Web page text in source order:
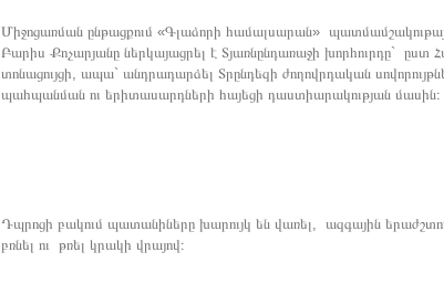
Միջոցառման ընթացքում «Գլաձորի համալսարան»
Բարիս Քոչարյանը ներկայացրել է Տյառնընդառաջի խորհուրդը` ըստ
տոնացույցի, ապա` անդրադարձել Տրընդեզի ժողովրդական
պահպանման ու երիտասարդների հայեցի դաստիարակության մասին։
Դպրոցի բակում պատանիները խարույկ են վառել, ազգային
բռնել ու թռել կրակի վրայով։